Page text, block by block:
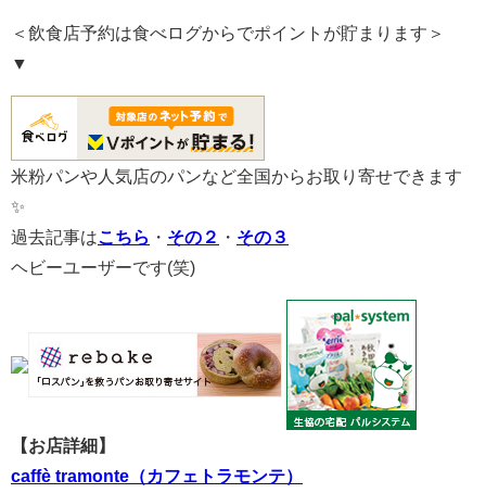
＜飲食店予約は食べログからでポイントが貯まります＞
▼
米粉パンや人気店のパンなど全国からお取り寄せできます
✨
過去記事はこちら ・ その２ ・ その３
ヘビーユーザーです(笑)
【お店詳細】
caffè tramonte（カフェトラモンテ）